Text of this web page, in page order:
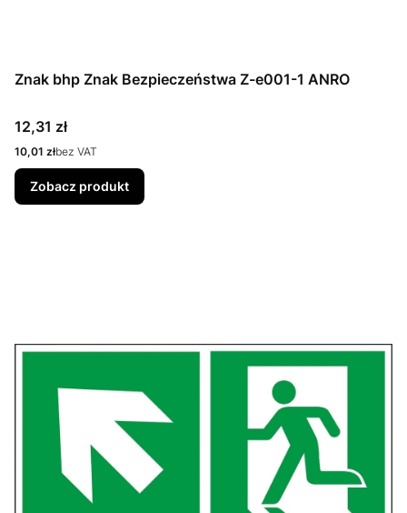
Znak bhp Znak Bezpieczeństwa Z-e001-1 ANRO
Cena
12,31 zł
Cena
10,01 złbez VAT
Zobacz produkt